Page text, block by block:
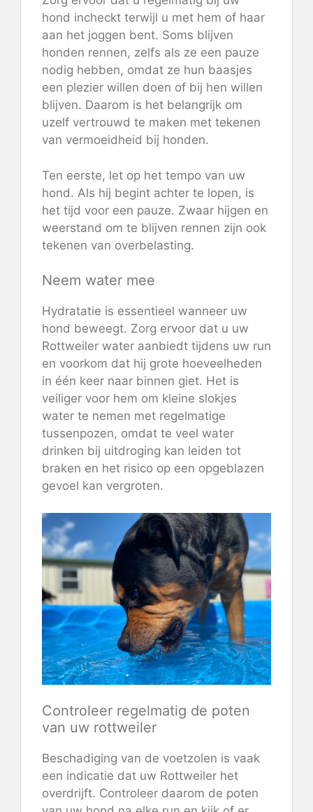
hond incheckt terwijl u met hem of haar
aan het joggen bent. Soms blijven
honden rennen, zelfs als ze een pauze
nodig hebben, omdat ze hun baasjes
een plezier willen doen of bij hen willen
blijven. Daarom is het belangrijk om
uzelf vertrouwd te maken met tekenen
van vermoeidheid bij honden.
Ten eerste, let op het tempo van uw
hond. Als hij begint achter te lopen, is
het tijd voor een pauze. Zwaar hijgen en
weerstand om te blijven rennen zijn ook
tekenen van overbelasting.
Neem water mee
Hydratatie is essentieel wanneer uw
hond beweegt. Zorg ervoor dat u uw
Rottweiler water aanbiedt tijdens uw run
en voorkom dat hij grote hoeveelheden
in één keer naar binnen giet. Het is
veiliger voor hem om kleine slokjes
water te nemen met regelmatige
tussenpozen, omdat te veel water
drinken bij uitdroging kan leiden tot
braken en het risico op een opgeblazen
gevoel kan vergroten.
Controleer regelmatig de poten
van uw rottweiler
Beschadiging van de voetzolen is vaak
een indicatie dat uw Rottweiler het
overdrijft. Controleer daarom de poten